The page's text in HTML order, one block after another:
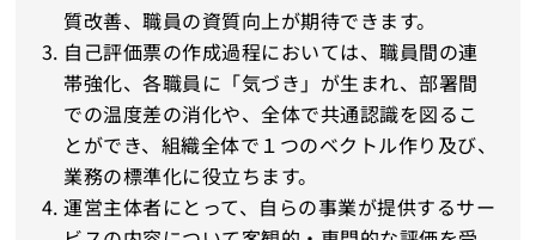
質改善、職員の資質向上が期待できます。
自己評価票の作成過程においては、職員間の連
帯強化、各職員に「気づき」が生まれ、部署間
での温度差の消化や、全体で共通認識を図るこ
とができ、組織全体で１つのベクトル作り及び、
業務の標準化に役立ちます。
運営主体者にとって、自らの事業が提供するサー